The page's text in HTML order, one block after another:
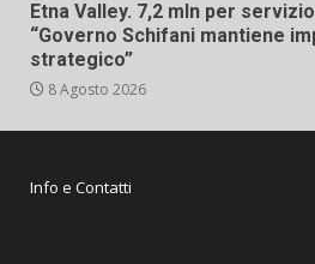
Etna Valley. 7,2 mln per
“Governo Schifani mantiene
strategico”
8 Agosto 2026
Info e Contatti